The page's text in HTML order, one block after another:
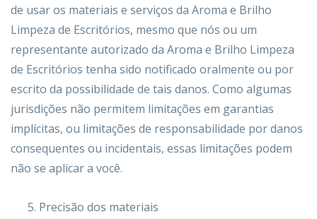
de usar os materiais e serviços da Aroma e Brilho
Limpeza de Escritórios, mesmo que nós ou um
representante autorizado da Aroma e Brilho Limpeza
de Escritórios tenha sido notificado oralmente ou por
escrito da possibilidade de tais danos. Como algumas
jurisdições não permitem limitações em garantias
implícitas, ou limitações de responsabilidade por danos
consequentes ou incidentais, essas limitações podem
não se aplicar a você.
Precisão dos materiais